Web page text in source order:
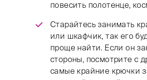
повесить полотенце,
Старайтесь занимать
или шкафчик, так его
проще найти. Если он
стороны, посмотрите с
самые крайние крючки